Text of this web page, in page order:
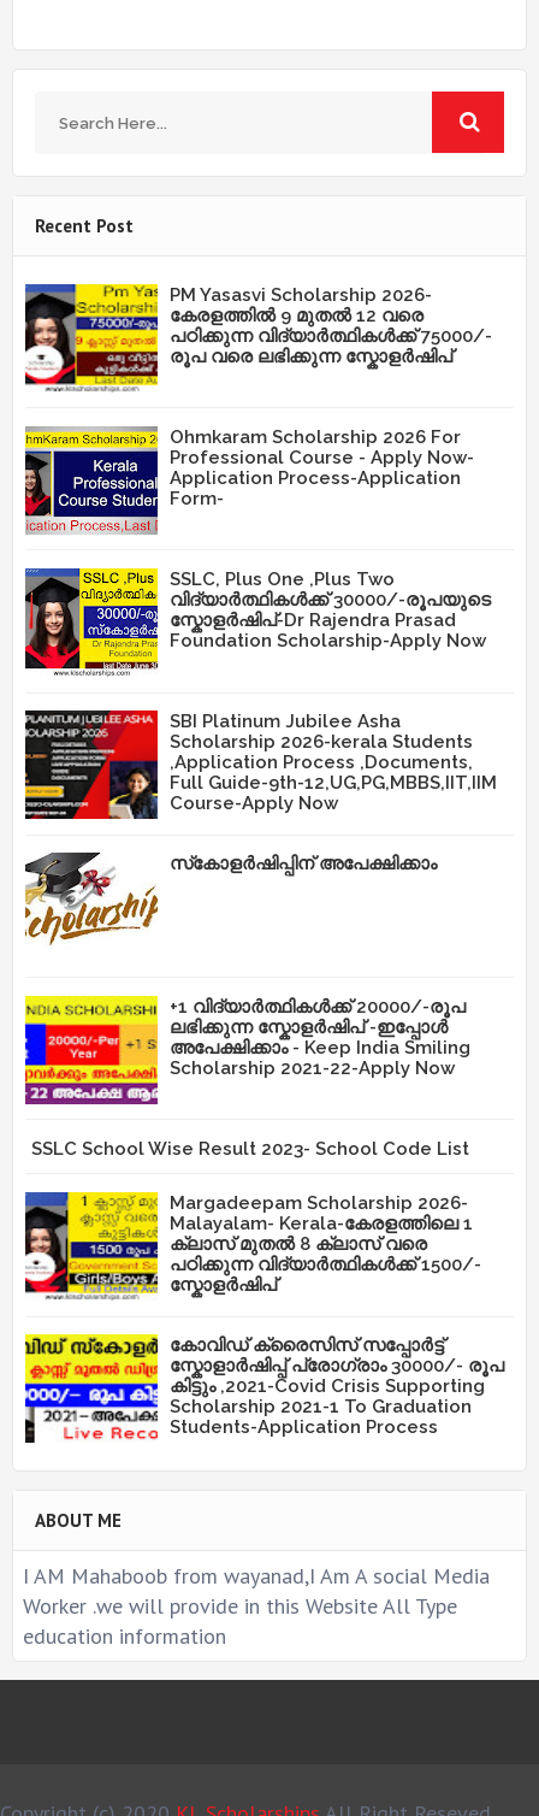
Recent Post
PM Yasasvi Scholarship 2026-
കേരളത്തിൽ 9 മുതൽ 12 വരെ
പഠിക്കുന്ന വിദ്യാർത്ഥികൾക്ക് 75000/-
രൂപ വരെ ലഭിക്കുന്ന സ്കോളർഷിപ്
Ohmkaram Scholarship 2026 For
Professional Course - Apply Now-
Application Process-Application
Form-
SSLC, Plus One ,Plus Two
വിദ്യാർത്ഥികൾക്ക് 30000/-രൂപയുടെ
സ്കോളർഷിപ്-Dr Rajendra Prasad
Foundation Scholarship-Apply Now
SBI Platinum Jubilee Asha
Scholarship 2026-kerala Students
,Application Process ,Documents,
Full Guide-9th-12,UG,PG,MBBS,IIT,IIM
Course-Apply Now
സ്‌കോളർഷിപ്പിന് അപേക്ഷിക്കാം
+1 വിദ്യാർത്ഥികൾക്ക് 20000/-രൂപ
ലഭിക്കുന്ന സ്കോളർഷിപ് -ഇപ്പോൾ
അപേക്ഷിക്കാം - Keep India Smiling
Scholarship 2021-22-Apply Now
SSLC School Wise Result 2023- School Code List
Margadeepam Scholarship 2026-
Malayalam- Kerala-കേരളത്തിലെ 1
ക്ലാസ് മുതൽ 8 ക്ലാസ് വരെ
പഠിക്കുന്ന വിദ്യാർത്ഥികൾക്ക് 1500/-
സ്കോളർഷിപ്
കോവിഡ് ക്രൈസിസ് സപ്പോർട്ട്
സ്കോളാർഷിപ്പ് പ്രോഗ്രാം 30000/- രൂപ
കിട്ടും ,2021-Covid Crisis Supporting
Scholarship 2021-1 To Graduation
Students-Application Process
ABOUT ME
I AM Mahaboob from wayanad,I Am A social Media
Worker .we will provide in this Website All Type
education information